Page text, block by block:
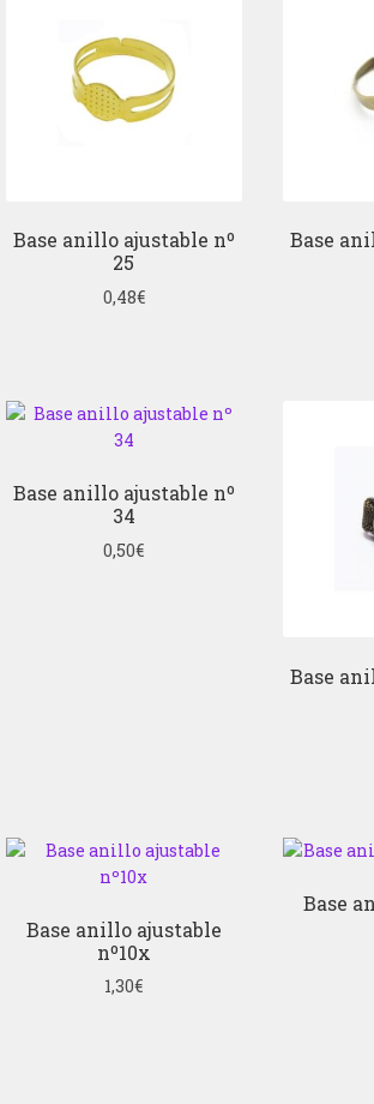
Base anillo ajustable nº
25
0,48€
Base
Base anillo ajustable nº
34
0,50€
Base
Base anillo ajustable
nº10x
1,30€
Base